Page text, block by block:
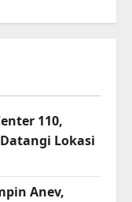
110,
Lokasi
Anev,